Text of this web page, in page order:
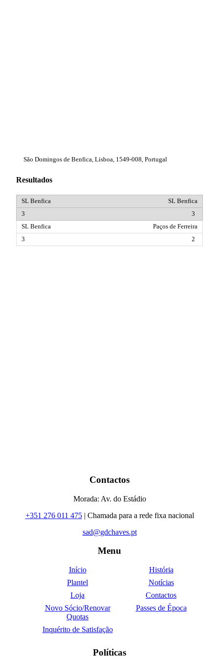
São Domingos de Benfica, Lisboa, 1549-008, Portugal
Resultados
SL Benfica
3
Paços de Ferreira
2
Contactos
Morada: Av. do Estádio
+351 276 011 475| Chamada para a rede fixa nacional
sad@gdchaves.pt
Menu
Início
História
Plantel
Notícias
Loja
Contactos
Novo Sócio/Renovar
Quotas
Passes de Época
Inquérito de Satisfação
Políticas